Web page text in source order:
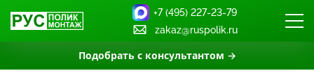
Подобрать с консультантом →
+7 (495) 227-23-79
zakaz@ruspolik.ru